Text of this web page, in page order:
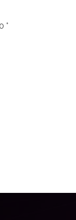
°